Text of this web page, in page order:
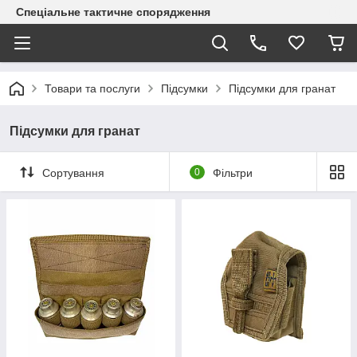
Спеціальне тактичне спорядження
Товари та послуги Підсумки Підсумки для гранат
Підсумки для гранат
Сортування 0 Фільтри